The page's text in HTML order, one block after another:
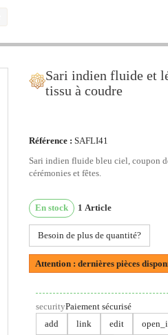
Sari indien fluide et
tissu à coudre
Référence : SAFLI41
Sari indien fluide bleu ciel, coupon
cérémonies et fêtes.
En stock 1 Article
Besoin de plus de quantité?
Attention : dernières pièces
securityPaiement sécurisé
add
link edit